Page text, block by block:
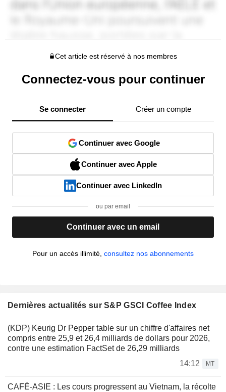
Cet article est réservé à nos membres
Connectez-vous pour continuer
Se connecter Créer un compte
Continuer avec Google
Continuer avec Apple
Continuer avec LinkedIn
ou par email
Continuer avec un email
Pour un accès illimité, consultez nos abonnements
Dernières actualités sur S&P GSCI Coffee Index
(KDP) Keurig Dr Pepper table sur un chiffre d'affaires net
compris entre 25,9 et 26,4 milliards de dollars pour 2026,
contre une estimation FactSet de 26,29 milliards
14:12
MT
CAFÉ-ASIE : Les cours progressent au Vietnam, la récolte